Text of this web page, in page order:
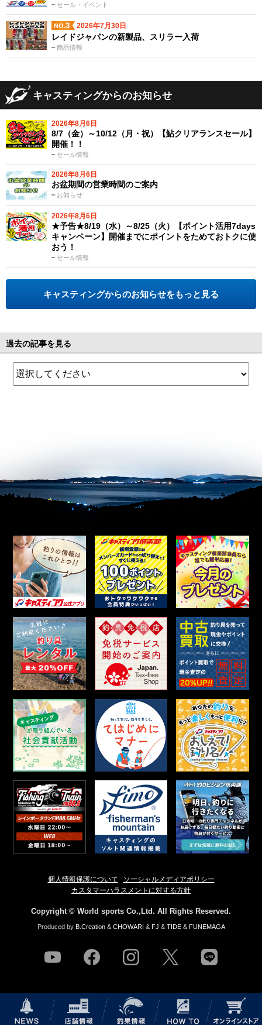
セール・イベント
2026年7月30日
商品情報
レイドジャパンの新製品、スリラー入荷
キャスティングからのお知らせ
2026年8月6日
セール情報
8/7（金）～10/12（月・祝）【鮎クリアランスセール】
開催！！
2026年8月6日
お知らせ
お盆期間の営業時間のご案内
2026年8月6日
セール情報
★予告★8/19（水）～8/25（火）【ポイント活用7days
キャンペーン】開催までにポイントをためておトクに使
おう！
キャスティングからのお知らせをもっと見る
過去の記事を見る
個人情報保護について
ソーシャルメディアポリシー
カスタマーハラスメントに対する方針
Copyright © World sports Co.,Ltd. All Rights Reserved.
Produced by B.Creation& CHOWARI & FJ & TIDE& FUNEMAGA
youtube facebook instagram line
NEWS 店舗情報 釣果情報 HOW TO